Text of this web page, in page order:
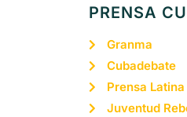
PRENSA
Granma
Cubadebate
Prensa Latina
Juventud